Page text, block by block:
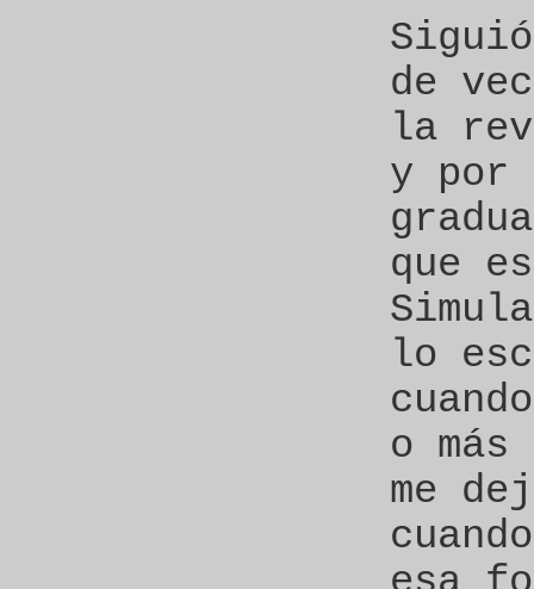
de
la
y por
que
lo
o
me